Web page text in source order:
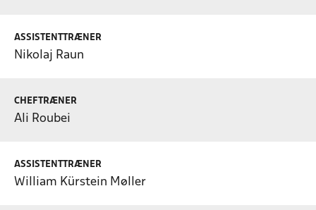
ASSISTENTTRÆNER
Nikolaj Raun
CHEFTRÆNER
Ali Roubei
ASSISTENTTRÆNER
William Kürstein Møller